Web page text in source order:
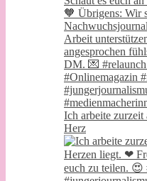
Ich arbeite zurzeit
Herz